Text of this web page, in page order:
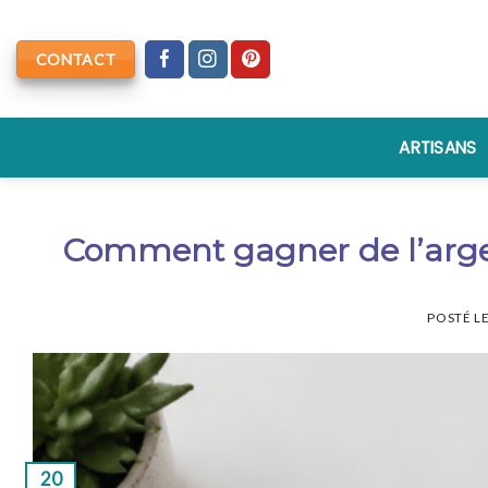
to
content
CONTACT
ARTISANS
Comment gagner de
POSTÉ
20